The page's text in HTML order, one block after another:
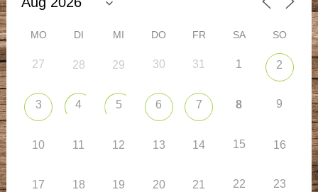
MO DI MI DO FR SA SO
27 28 29 30 31 1 2
3 4 5 6 7 8 9
10 11 12 13 14 15 16
17 18 19 20 21 22 23